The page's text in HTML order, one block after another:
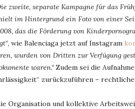
zweite, separate Kampagne für das
im Hintergrund ein Foto von einer
das die Förderung von
, wie Balenciaga jetzt auf Instagram
wurden von Dritten zur Verfügung
waren.“ Zudem sei die
zurückzuführen –
Organisation und kollektive